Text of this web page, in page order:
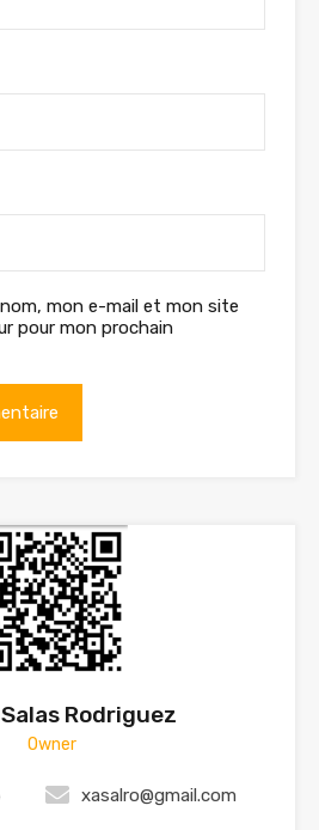
mon e-mail et mon site
pour mon prochain
Rodriguez
Owner
xasalro@gmail.com